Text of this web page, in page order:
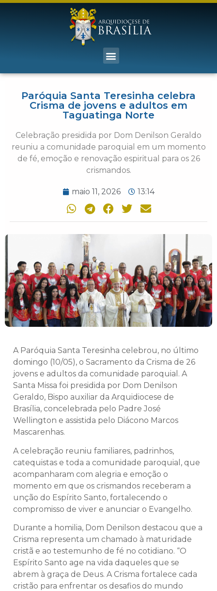
Paróquia Santa Teresinha celebra
Crisma de jovens e adultos em
Taguatinga Norte
Celebração presidida por Dom Denilson Geraldo
reuniu a comunidade paroquial em um momento
de fé, emoção e renovação espiritual para os 26
crismandos.
maio 11, 2026 13:14
A Paróquia Santa Teresinha celebrou, no último
domingo (10/05), o Sacramento da Crisma de 26
jovens e adultos da comunidade paroquial. A
Santa Missa foi presidida por Dom Denilson
Geraldo, Bispo auxiliar da Arquidiocese de
Brasília, concelebrada pelo Padre José
Wellington e assistida pelo Diácono Marcos
Mascarenhas.
A celebração reuniu familiares, padrinhos,
catequistas e toda a comunidade paroquial, que
acompanharam com alegria e emoção o
momento em que os crismandos receberam a
unção do Espírito Santo, fortalecendo o
compromisso de viver e anunciar o Evangelho.
Durante a homilia, Dom Denilson destacou que a
Crisma representa um chamado à maturidade
cristã e ao testemunho de fé no cotidiano. “O
Espírito Santo age na vida daqueles que se
abrem à graça de Deus. A Crisma fortalece cada
cristão para enfrentar os desafios do mundo